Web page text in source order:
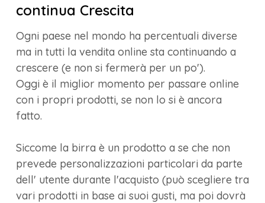
continua Crescita
Ogni paese nel mondo ha percentuali diverse
ma in tutti la vendita online sta continuando a
crescere (e non si fermerà per un po').
Oggi è il miglior momento per passare online
con i propri prodotti, se non lo si è ancora
fatto.
Siccome la birra è un prodotto a se che non
prevede personalizzazioni particolari da parte
dell' utente durante l'acquisto (può scegliere tra
vari prodotti in base ai suoi gusti, ma poi dovrà